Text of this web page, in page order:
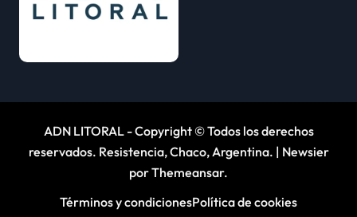
ADN LITORAL - Copyright © Todos los derechos
reservados. Resistencia, Chaco, Argentina. | Newsier
porThemeansar.
Términos y condicionesPolítica de cookies